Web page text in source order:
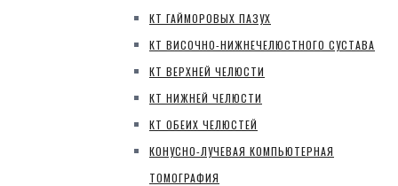
КТ ГАЙМОРОВЫХ ПАЗУХ
КТ ВИСОЧНО-НИЖНЕЧЕЛЮСТНОГО СУСТАВА
КТ ВЕРХНЕЙ ЧЕЛЮСТИ
КТ НИЖНЕЙ ЧЕЛЮСТИ
КТ ОБЕИХ ЧЕЛЮСТЕЙ
КОНУСНО-ЛУЧЕВАЯ КОМПЬЮТЕРНАЯ
ТОМОГРАФИЯ